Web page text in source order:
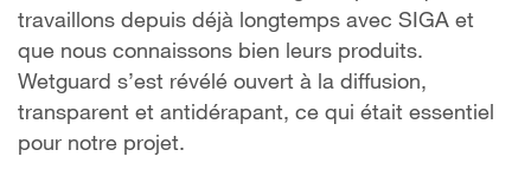
travaillons depuis déjà longtemps avec SIGA et
que nous connaissons bien leurs produits.
Wetguard s’est révélé ouvert à la diffusion,
transparent et antidérapant, ce qui était essentiel
pour notre projet.